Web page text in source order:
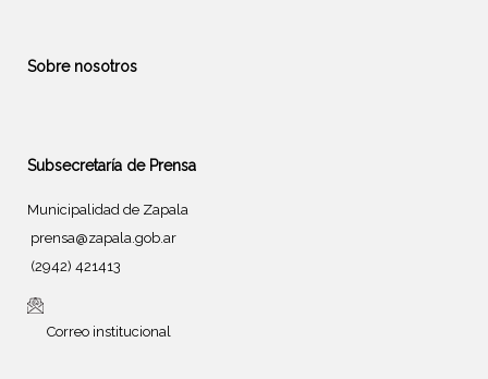
Sobre nosotros
Subsecretaría de Prensa
Municipalidad de Zapala
prensa@zapala.gob.ar
(2942) 421413
Correo institucional